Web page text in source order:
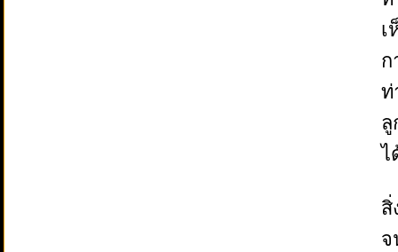
เ
ก
ท่
ลู
ไ
สิ่
จ